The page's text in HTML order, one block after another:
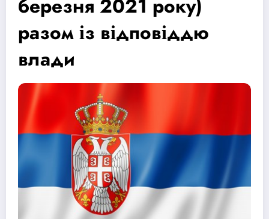
березня 2021 року)
разом із відповіддю
влади